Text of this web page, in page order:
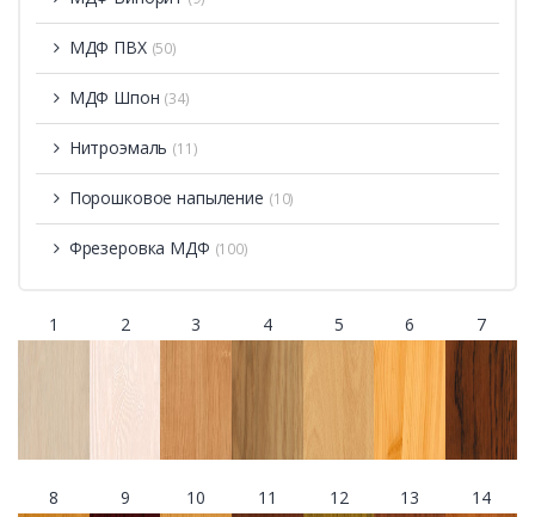
МДФ ПВХ (50)
МДФ Шпон (34)
Нитроэмаль (11)
Порошковое напыление (10)
Фрезеровка МДФ (100)
1 2 3 4 5 6 7
8 9 10 11 12 13 14